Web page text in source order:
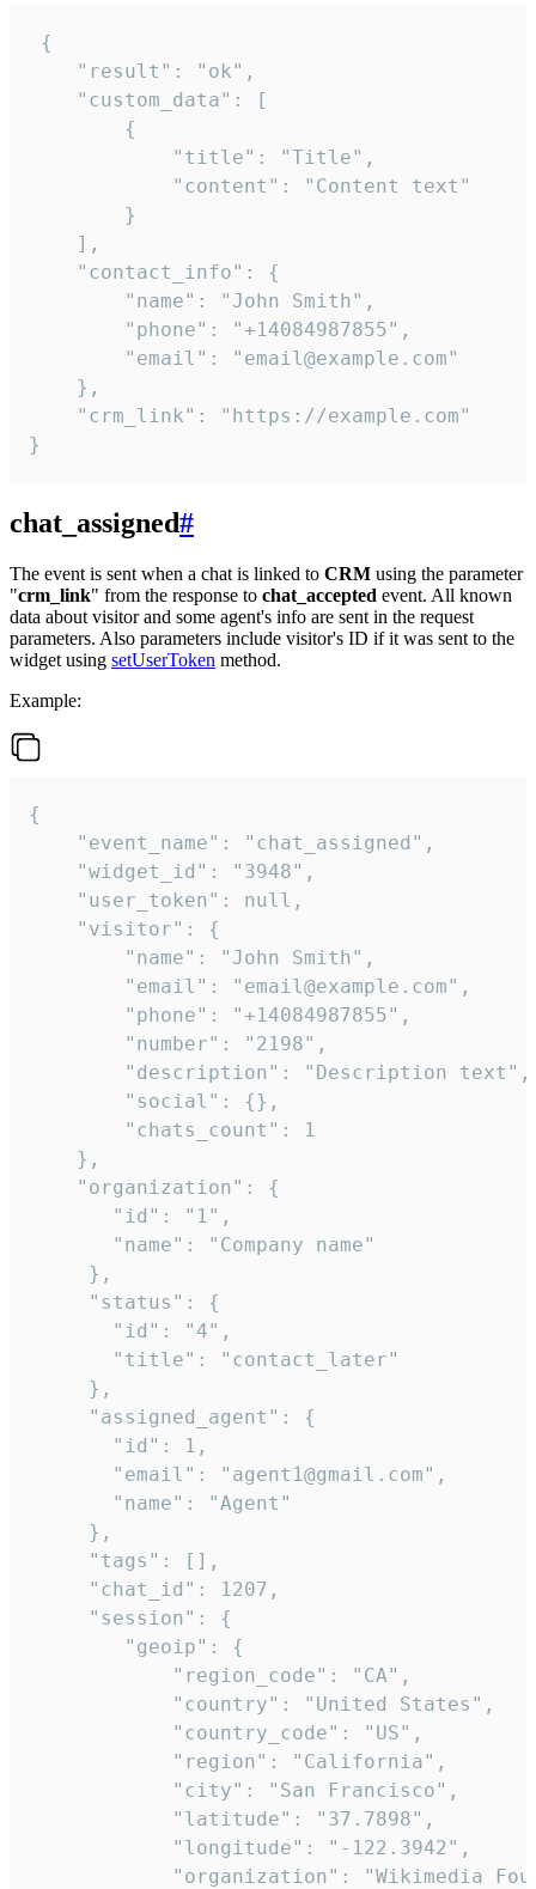
{
    "result": "ok",
    "custom_data": [
        {
            "title": "Title",
            "content": "Content text"
        }
    ],
    "contact_info": {
        "name": "John Smith",
        "phone": "+14084987855",
        "email": "email@example.com"
    },
    "crm_link": "https://example.com"
}
chat_assigned#
The event is sent when a chat is linked to CRM using the parameter
"crm_link" from the response to chat_accepted event. All known
data about visitor and some agent's info are sent in the request
parameters. Also parameters include visitor's ID if it was sent to the
widget using setUserToken method.
Example:
{
    "event_name": "chat_assigned",
    "widget_id": "3948",
    "user_token": null,
    "visitor": {
        "name": "John Smith",
        "email": "email@example.com",
        "phone": "+14084987855",
        "number": "2198",
        "description": "Description text",
        "social": {},
        "chats_count": 1
    },
    "organization": {
       "id": "1",
       "name": "Company name"
     },
     "status": {
       "id": "4",
       "title": "contact_later"
     },
     "assigned_agent": {
       "id": 1,
       "email": "agent1@gmail.com",
       "name": "Agent"
     },
     "tags": [],
     "chat_id": 1207,
     "session": {
        "geoip": {
            "region_code": "CA",
            "country": "United States",
            "country_code": "US",
            "region": "California",
            "city": "San Francisco",
            "latitude": "37.7898",
            "longitude": "-122.3942",
"organization": "Wikimedia